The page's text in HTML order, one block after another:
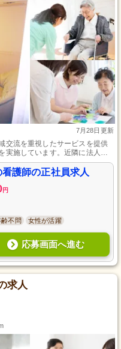
7月28日更新
交流を重視したサービスを提供
実施しています。近隣に法人内
います。看護師募集中で経験の
勤手当も支給します。
護師の正社員求人
円
齢不問 女性が活躍
応募画面へ進む
求人